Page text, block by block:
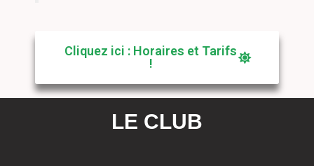
Cliquez ici : Horaires et Tarifs
!
LE CLUB